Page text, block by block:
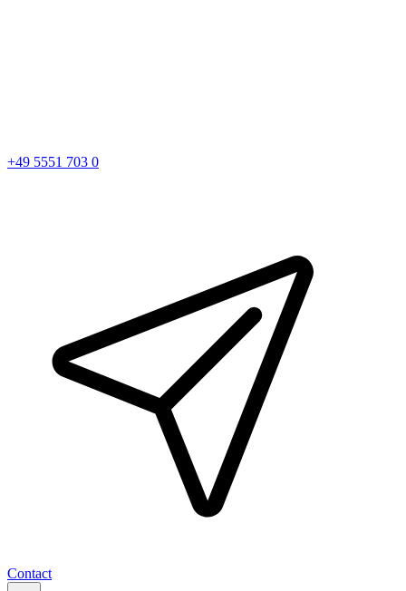
+49 5551 703 0
Contact